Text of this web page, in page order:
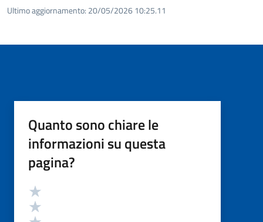
Ultimo aggiornamento: 20/05/2026 10:25.11
Quanto sono chiare le
informazioni su questa
pagina?
Valutazione